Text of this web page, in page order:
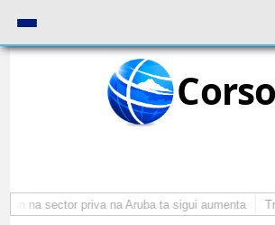
na sector priva na Aruba ta sigui aumenta